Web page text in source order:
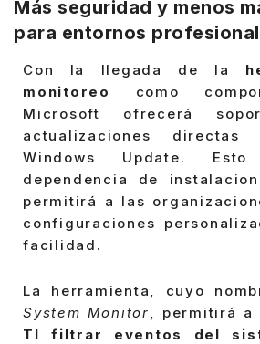
Más seguridad y menos
para entornos
Con la llegada de la
monitoreo como
Microsoft ofrecerá
actualizaciones
Windows Update.
dependencia de
permitirá a las
configuraciones
facilidad.
La herramienta, cuyo
System Monitor, permitirá a
TI filtrar eventos del